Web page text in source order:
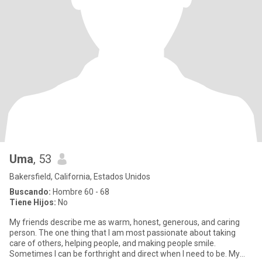
Uma, 53
Bakersfield, California, Estados Unidos
Buscando: Hombre 60 - 68
Tiene Hijos: No
My friends describe me as warm, honest, generous, and caring
person. The one thing that I am most passionate about taking
care of others, helping people, and making people smile.
Sometimes I can be forthright and direct when I need to be. My